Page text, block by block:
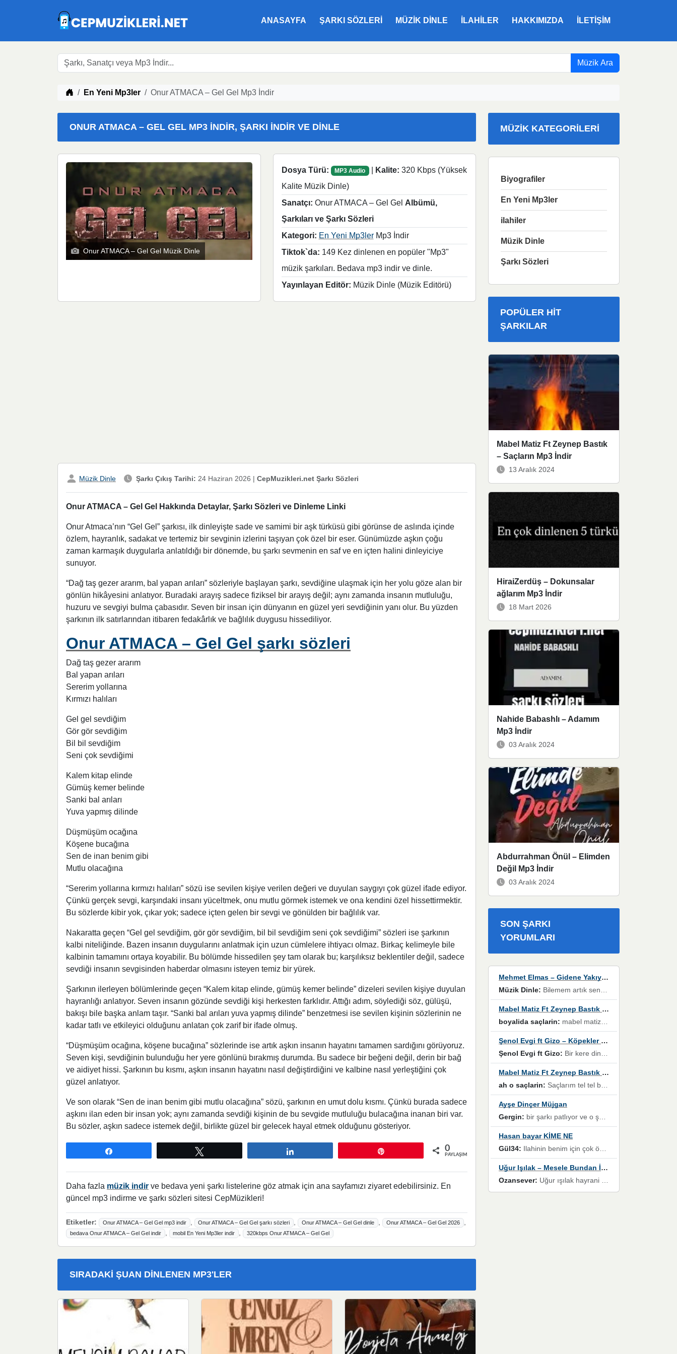
ANASAYFA ŞARKI SÖZLERI MÜZIK DINLE ILAHILER HAKKIMIZDA İLETIŞIM
Müzik Ara
Müzik indir
En Yeni Mp3ler Onur ATMACA – Gel Gel Mp3 İndir
ONUR ATMACA – GEL GEL MP3 İNDIR, ŞARKI İNDIR VE DINLE
Onur ATMACA – Gel Gel Müzik Dinle
Dosya Türü: MP3 Audio Kalite: 320 Kbps (Yüksek
Kalite Müzik Dinle)
Sanatçı: Onur ATMACA – Gel Gel Albümü,
Şarkıları ve Şarkı Sözleri
Kategori: En Yeni Mp3lerMp3 İndir
Tiktok`da: 149 Kez dinlenen en popüler "Mp3"
müzik şarkıları. Bedava mp3 indir ve dinle.
Yayınlayan Editör: Müzik Dinle (Müzik Editörü)
Müzik Dinle Şarkı Çıkış Tarihi: 24 Haziran 2026 | CepMuzikleri.net Şarkı Sözleri
Onur ATMACA – Gel Gel Hakkında Detaylar, Şarkı Sözleri ve Dinleme Linki
Onur Atmaca’nın “Gel Gel” şarkısı, ilk dinleyişte sade ve samimi bir aşk türküsü gibi görünse de aslında içinde
özlem, hayranlık, sadakat ve tertemiz bir sevginin izlerini taşıyan çok özel bir eser. Günümüzde aşkın çoğu
zaman karmaşık duygularla anlatıldığı bir dönemde, bu şarkı sevmenin en saf ve en içten halini dinleyiciye
sunuyor.
“Dağ taş gezer ararım, bal yapan arıları” sözleriyle başlayan şarkı, sevdiğine ulaşmak için her yolu göze alan bir
gönlün hikâyesini anlatıyor. Buradaki arayış sadece fiziksel bir arayış değil; aynı zamanda insanın mutluluğu,
huzuru ve sevgiyi bulma çabasıdır. Seven bir insan için dünyanın en güzel yeri sevdiğinin yanı olur. Bu yüzden
şarkının ilk satırlarından itibaren fedakârlık ve bağlılık duygusu hissediliyor.
Onur ATMACA – Gel Gel şarkı sözleri
Dağ taş gezer ararım
Bal yapan arıları
Sererim yollarına
Kırmızı halıları
Gel gel sevdiğim
Gör gör sevdiğim
Bil bil sevdiğim
Seni çok sevdiğimi
Kalem kitap elinde
Gümüş kemer belinde
Sanki bal arıları
Yuva yapmış dilinde
Düşmüşüm ocağına
Köşene bucağına
Sen de inan benim gibi
Mutlu olacağına
“Sererim yollarına kırmızı halıları” sözü ise sevilen kişiye verilen değeri ve duyulan saygıyı çok güzel ifade ediyor.
Çünkü gerçek sevgi, karşındaki insanı yüceltmek, onu mutlu görmek istemek ve ona kendini özel hissettirmektir.
Bu sözlerde kibir yok, çıkar yok; sadece içten gelen bir sevgi ve gönülden bir bağlılık var.
Nakaratta geçen “Gel gel sevdiğim, gör gör sevdiğim, bil bil sevdiğim seni çok sevdiğimi” sözleri ise şarkının
kalbi niteliğinde. Bazen insanın duygularını anlatmak için uzun cümlelere ihtiyacı olmaz. Birkaç kelimeyle bile
kalbinin tamamını ortaya koyabilir. Bu bölümde hissedilen şey tam olarak bu; karşılıksız beklentiler değil, sadece
sevdiği insanın sevgisinden haberdar olmasını isteyen temiz bir yürek.
Şarkının ilerleyen bölümlerinde geçen “Kalem kitap elinde, gümüş kemer belinde” dizeleri sevilen kişiye duyulan
hayranlığı anlatıyor. Seven insanın gözünde sevdiği kişi herkesten farklıdır. Attığı adım, söylediği söz, gülüşü,
bakışı bile başka anlam taşır. “Sanki bal arıları yuva yapmış dilinde” benzetmesi ise sevilen kişinin sözlerinin ne
kadar tatlı ve etkileyici olduğunu anlatan çok zarif bir ifade olmuş.
“Düşmüşüm ocağına, köşene bucağına” sözlerinde ise artık aşkın insanın hayatını tamamen sardığını görüyoruz.
Seven kişi, sevdiğinin bulunduğu her yere gönlünü bırakmış durumda. Bu sadece bir beğeni değil, derin bir bağ
ve aidiyet hissi. Şarkının bu kısmı, aşkın insanın hayatını nasıl değiştirdiğini ve kalbine nasıl yerleştiğini çok
güzel anlatıyor.
Ve son olarak “Sen de inan benim gibi mutlu olacağına” sözü, şarkının en umut dolu kısmı. Çünkü burada sadece
aşkını ilan eden bir insan yok; aynı zamanda sevdiği kişinin de bu sevgide mutluluğu bulacağına inanan biri var.
Bu sözler, aşkın sadece istemek değil, birlikte güzel bir gelecek hayal etmek olduğunu gösteriyor.
0
PAYLAŞIMLAR
Daha fazla müzik indir ve bedava yeni şarkı listelerine göz atmak için ana sayfamızı ziyaret edebilirsiniz. En
güncel mp3 indirme ve şarkı sözleri sitesi CepMüzikleri!
Etiketler: Onur ATMACA – Gel Gel mp3 indir , Onur ATMACA – Gel Gel şarkı sözleri , Onur ATMACA – Gel Gel dinle , Onur ATMACA – Gel Gel 2026 ,
bedava Onur ATMACA – Gel Gel indir , mobil En Yeni Mp3ler indir , 320kbps Onur ATMACA – Gel Gel
SIRADAKI ŞUAN DINLENEN MP3'LER
MÜZIK KATEGORILERI
Biyografiler
En Yeni Mp3ler
ilahiler
Müzik Dinle
Şarkı Sözleri
POPÜLER HIT
ŞARKILAR
Mabel Matiz Ft Zeynep Bastık
– Saçların Mp3 İndir
13 Aralık 2024
HiraiZerdüş – Dokunsalar
ağlarım Mp3 İndir
18 Mart 2026
Nahide Babashlı – Adamım
Mp3 İndir
03 Aralık 2024
Abdurrahman Önül – Elimden
Değil Mp3 İndir
03 Aralık 2024
SON ŞARKI
YORUMLARI
Mehmet Elmas – Gidene Yakıyorum
Müzik Dinle: Bilemem artık senden bir şans daha / Düştüğün zaman ben olmayacağım yanında” dizeleri, artık geçmişin tekrarına izin verilmeyeceğini, kişisel sınırların çizildiğini gösteriyor.
Mabel Matiz Ft Zeynep Bastık – Saçların
boyalida saçlarin: mabel matiz'in maya albümünde yer alan güzellerden. parça da şarkı hani! müzikal altyapısına vurulduğum, sözlerinde kaybolduğum bir parça olmuş.
Şenol Evgi ft Gizo – Köpekler Tanımadıklarına havlar
Şenol Evgi ft Gizo: Bir kere dinlememe rağmen kulaklardan gitmiyor sen sen sen sen kurban ol sen sen sen sen hayran ol yükses ses müzik dinleme sebebisiniz canlar bomba gibi patladınız maşallah
Mabel Matiz Ft Zeynep Bastık – Saçların
ah o saçlarin: Saçlarım tel tel beyazlıyor beyazlagına degil yanımda sen yoksun ona üzülüyorum günler bir bir geçiyor geçen günlere değil sensiz geçen günlere darılıyorum,Dinledikce asla kavusamayacagim ama asla unutamicagim sevdiğim adam için yanar içim
Ayşe Dinçer Müjgan
Gergin: bir şarkı patlıyor ve o şarkıyı millet her paylaşımın altına koyuyor ve öyle bir durum hal alıyor ki şarkıyı dinlemeden şarkıdan bikıyorsun Ama bu enteresan bir şekilde dillere dolanıyor millet olarak seviyoruz dertlerle boğuşurken bir yandan da göbek atmayi))) diyeceklerim bu kadar güzel hoş bir sayfa emeğinize sağlık arkadaşlar kolay gelsin
Hasan bayar KİME NE
Gül34: Ilahinin benim için çok özel bir yeri var İlk çıktığında komşum ne kadar yüksek sesle dinliyorsa orada duymuştum ve YouTube'dan aratıp Bu ilahiyi bulmuştum ve sonra müdavimi oldum günlük Ben de 3-5 kere dinleyip ezberleyip artık ilahiye bende eşlik ediyorum yüksek sesle Allah razı olsun hizmet nimettir Rabbim sizin zahmetlerinize de hayırlı nimetler versin Selam ve dua ile Allah'a emanet olun
Uğur Işılak – Mesele Bundan İbaret
Ozansever: Uğur ışılak hayrani olarak eski yeni tüm eserlerini keyifle huzurla dinleyenlerden birisiyim, emeğine saygı duyan gönül veren bunu en güzel şekilde sevenlerine ulaştıran siz değerli sayfa yöneticilerine de teşekkür ederim